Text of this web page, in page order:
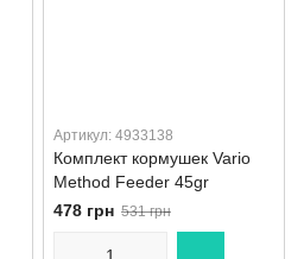
Артикул: 4933138
Комплект кормушек Vario
Method Feeder 45gr
478 грн 531 грн